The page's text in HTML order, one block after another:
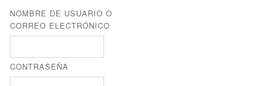
t
n
NOMBRE DE USUARIO O
CORREO ELECTRÓNICO
CONTRASEÑA